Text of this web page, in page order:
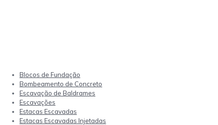
Blocos de Fundação
Bombeamento de Concreto
Escavação de Baldrames
Escavações
Estacas Escavadas
Estacas Escavadas Injetadas